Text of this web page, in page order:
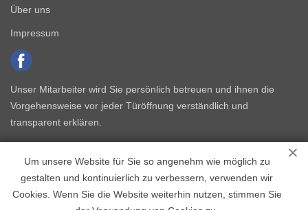
Um unsere Website für Sie so angenehm wie möglich zu
gestalten und kontinuierlich zu verbessern, verwenden wir
Cookies. Wenn Sie die Website weiterhin nutzen, stimmen Sie
Über uns
Impressum
Unser Mitarbeiter wird Sie persönlich betreuen und ihnen die
Vorgehensweise vor jeder Türöffnung verständlich und
transparent erklären.